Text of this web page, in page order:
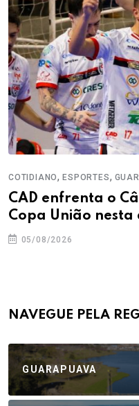
COTIDIANO,ESPORTES,
CAD enfrenta o
Copa União nesta
05/08/2026
NAVEGUE PELA
GUARAPUAVA